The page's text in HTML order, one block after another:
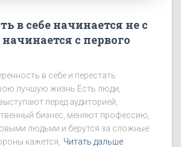
в себе начинается не с
с первого
в себе и перестать
лучшую жизнь Есть люди,
перед аудиторией,
бизнес, меняют профессию,
людьми и берутся за сложные
кажется,
Читать дальше